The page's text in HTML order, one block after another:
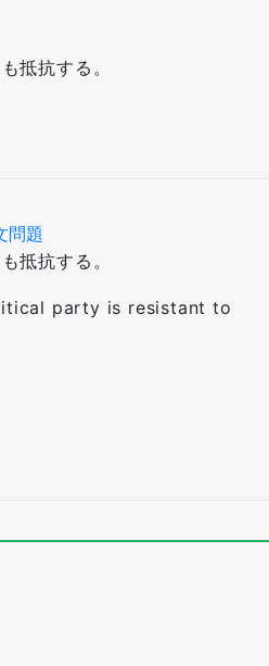
抵抗する。
問題
抵抗する。
party is resistant to